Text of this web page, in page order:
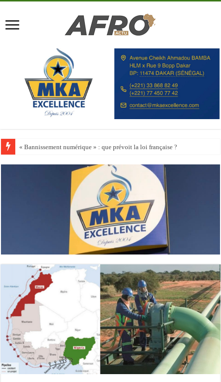
Happy City Index 2026 : aucune ville africaine parmi les 200 premières